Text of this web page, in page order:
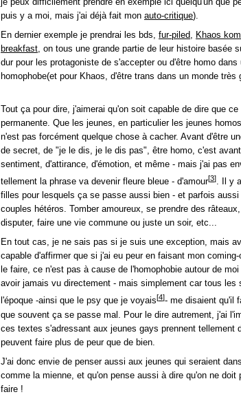
puis y a moi, mais j'ai déjà fait mon auto-critique).
En dernier exemple je prendrai les bds, fur-piled Khaos
breakfast , on tous une grande partie de leur histoire basée
dur pour les protagoniste de s'accepter ou d'être homo dans
homophobe(et pour Khaos, d'être trans dans un monde très
Tout ça pour dire, j'aimerai qu'on soit capable de dire que
permanente. Que les jeunes, en particulier les jeunes
n'est pas forcément quelque chose à cacher. Avant d'être
de secret, de "je le dis, je le dis pas", être homo, c'est
sentiment, d'attirance, d'émotion, et même - mais j'ai pas
tellement la phrase va devenir fleure bleue - d'amour[3]. Il y
filles pour lesquels ça se passe aussi bien - et parfois aussi
couples hétéros. Tomber amoureux, se prendre des
disputer, faire une vie commune ou juste un soir, etc...
En tout cas, je ne sais pas si je suis une exception, mais
capable d'affirmer que si j'ai eu peur en faisant mon
le faire, ce n'est pas à cause de l'homophobie autour de
avoir jamais vu directement - mais simplement car tous les
l'époque -ainsi que le psy que je voyais[4]- me disaient qu'il
que souvent ça se passe mal. Pour le dire autrement, j'ai
ces textes s'adressant aux jeunes gays prennent tellement
peuvent faire plus de peur que de bien.
J'ai donc envie de penser aussi aux jeunes qui seraient
comme la mienne, et qu'on pense aussi à dire qu'on ne doit
faire !